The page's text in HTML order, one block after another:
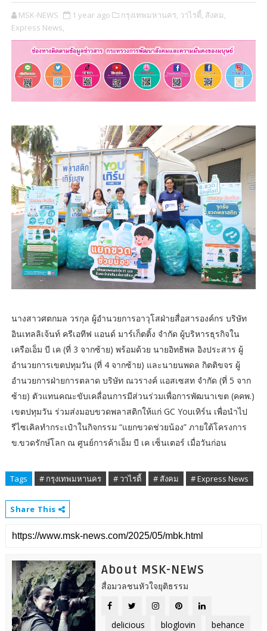
MSK-NEWS 1 year ago กรุงเทพมหานคร, วาไรตี้, สังคม,
Express News,
นางสาวศตกมล วรกุล ผู้อำนวยการอาวุโสฝ่ายสื่อสารองค์กร บริษัท
อินเทลลิเจ้นท์ ครีเอทีฟ แอนด์ มาร์เก็ตติ้ง จำกัด ผู้บริหารธุรกิจใน
เครือเอ็ม บี เค (ที่ 3 จากซ้าย) พร้อมด้วย นายอิทธิพล อิงประสาร ผู้
อำนวยการเขตปทุมวัน (ที่ 4 จากซ้าย) และนายนพดล กิตติขจร ผู้
อำนวยการฝ่ายการตลาด บริษัท ณวรางค์ แอสเซสท จำกัด (ที่ 5 จาก
ซ้าย) ตัวแทนคณะขับเคลื่อนการมีส่วนร่วมเพื่อการพัฒนาเขต (คคพ.)
เขตปทุมวัน ร่วมส่งมอบขวดพลาสติกให้แก่ GC Youเทิร์น เพื่อนำไป
รีไซเคิลทำกระเป๋าในกิจกรรม “แยกขวดช่วยน้อง” ภายใต้โครงการ
ข.ขวดรักษ์โลก ณ ศูนย์การค้าเอ็ม บี เค เซ็นเตอร์ เมื่อวันก่อน
Tags # กรุงเทพมหานคร # วาไรตี้ # สังคม # Express News
Share This
About MSK-NEWS
สื่อมวลชนหัวใจยุติธรรม
delicious bloglovin behance